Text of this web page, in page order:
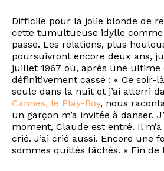
Difficile pour la jolie blonde de
cette tumultueuse idylle comme
passé. Les relations, plus
poursuivront encore deux ans,
juillet 1967 où, après une
définitivement cassé : « Ce soir-
seule dans la nuit et j’ai atterri
Cannes, le Play-Boy, nous
un garçon m’a invitée à danser.
moment, Claude est entré. Il
crié. J’ai crié aussi. Encore une
sommes quittés fâchés. » Fin de